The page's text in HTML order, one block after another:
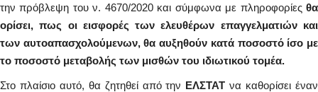
την πρόβλεψη του ν. 4670/2020 και σύμφωνα με πληροφορίες θα
ορίσει, πως οι εισφορές των ελευθέρων επαγγελματιών και
των αυτοαπασχολούμενων, θα αυξηθούν κατά ποσοστό ίσο με
το ποσοστό μεταβολής των μισθών του ιδιωτικού τομέα.
Στο πλαίσιο αυτό, θα ζητηθεί από την ΕΛΣΤΑΤνα καθορίσει έναν